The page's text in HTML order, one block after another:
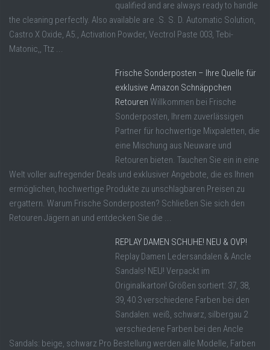
qualified and are always ready to handle
the cleaning perfectly. Also available are .S. S. D. Automatic Solution,
Castro X Oxide, A5., Activation Powder, Vectrol Paste 003, Tebi-
Matonic,, Ttz ...
Frische Sonderposten – Ihre Quelle für
exklusive Amazon Schnäppchen
Retouren Willkommen bei Frische
Sonderposten, Ihrem zuverlässigen
Partner für hochwertige Mixpaletten, die
eine Mischung aus Neuware und
Retouren bieten. Tauchen Sie ein in eine
Welt voller aufregender Deals und exklusiver Angebote, die es Ihnen
ermöglichen, hochwertige Produkte zu unschlagbaren Preisen zu
ergattern. Warum Frische Sonderposten? Schließen Sie sich den
Retouren Jägern an und entdecken Sie die ...
REPLAY DAMEN SCHUHE! NEU & OVP!
Replay Damen Ledersandalen & Ancle
Sandals! NEU! Verpackt im
Originalkarton! Größen sortiert: 37, 38,
39, 40 3 verschiedene Farben bei den
Sandalen: weiß, schwarz, silbergau 2
verschiedene Farben bei den Ancle
Sandals: beige, schwarz Pro Bestellung werden alle Modelle, Farben